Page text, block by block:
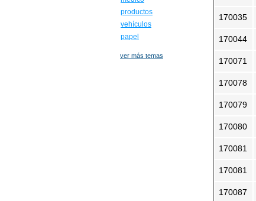
170035
170044
170071
170078
170079
170080
170081
170081
170087
productos
vehículos
papel
ver más temas